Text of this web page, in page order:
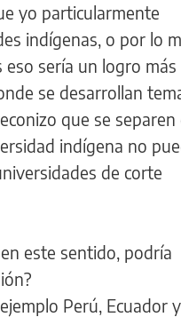
yo particularmente
indígenas, o por lo
sería un logro más
se desarrollan
que se separen
indígena no
de corte
este sentido, podría
Perú, Ecuador y